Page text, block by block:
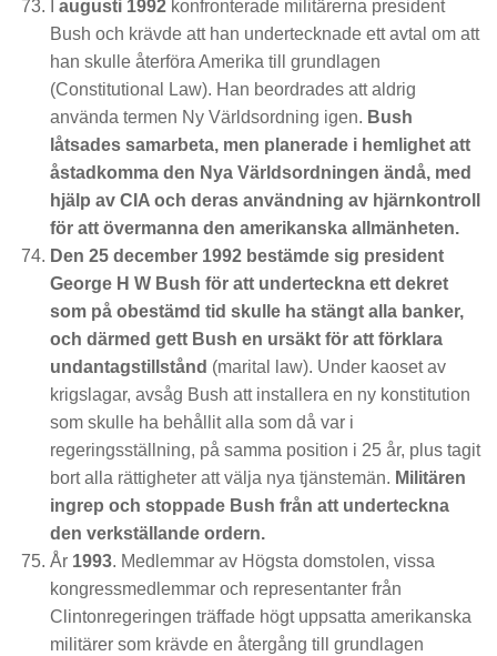
augusti 1992 konfronterade militärerna president
Bush och krävde att han undertecknade ett avtal om att
han skulle återföra Amerika till grundlagen
(Constitutional Law). Han beordrades att aldrig
använda termen Ny Världsordning igen. Bush
låtsades samarbeta, men planerade i hemlighet att
åstadkomma den Nya Världsordningen ändå, med
hjälp av CIA och deras användning av hjärnkontroll
för att övermanna den amerikanska allmänheten.
Den 25 december 1992 bestämde sig president
George H W Bush för att underteckna ett dekret
som på obestämd tid skulle ha stängt alla banker,
och därmed gett Bush en ursäkt för att förklara
undantagstillstånd (marital law). Under kaoset av
krigslagar, avsåg Bush att installera en ny konstitution
som skulle ha behållit alla som då var i
regeringsställning, på samma position i 25 år, plus tagit
bort alla rättigheter att välja nya tjänstemän. Militären
ingrep och stoppade Bush från att underteckna
den verkställande ordern.
År 1993. Medlemmar av Högsta domstolen, vissa
kongressmedlemmar och representanter från
Clintonregeringen träffade högt uppsatta amerikanska
militärer som krävde en återgång till grundlagen